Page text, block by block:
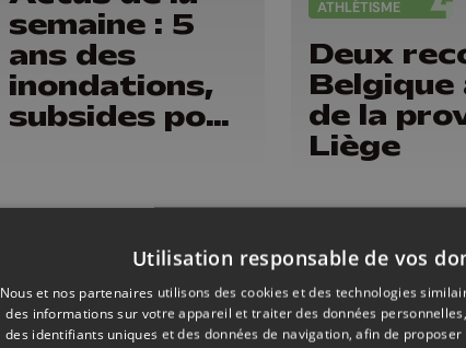
semaine : 5
ans des
inondations,
subsides pour
ATHLÉTISME
Deux
Belgique
de la
Liège
Utilisation responsable de vos
Nous et nos partenaires utilisons des cookies et des technologies
des informations sur votre appareil et traiter des données
des identifiants uniques et des données de navigation, afin de